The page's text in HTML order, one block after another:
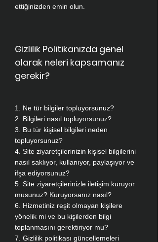
ettiğinizden emin olun.
Gizlilik Politikanızda genel
olarak neleri kapsamanız
gerekir?
1. Ne tür bilgiler topluyorsunuz?
2. Bilgileri nasıl topluyorsunuz?
3. Bu tür kişisel bilgileri neden
topluyorsunuz?
4. Site ziyaretçilerinizin kişisel bilgilerini
nasıl saklıyor, kullanıyor, paylaşıyor ve
ifşa ediyorsunuz?
5. Site ziyaretçilerinizle iletişim kuruyor
musunuz? Kuruyorsanız nasıl?
6. Hizmetiniz reşit olmayan kişilere
yönelik mi ve bu kişilerden bilgi
toplanmasını gerektiriyor mu?
7. Gizlilik politikası güncellemeleri